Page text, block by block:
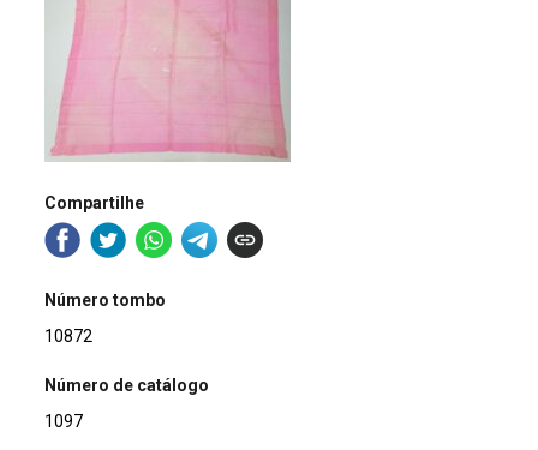
Compartilhe
Número tombo
10872
Número de catálogo
1097